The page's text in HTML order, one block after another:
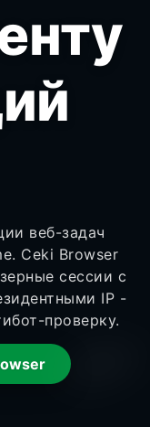
веб-задач
Ceki Browser
сессии с
IP -
проверку.